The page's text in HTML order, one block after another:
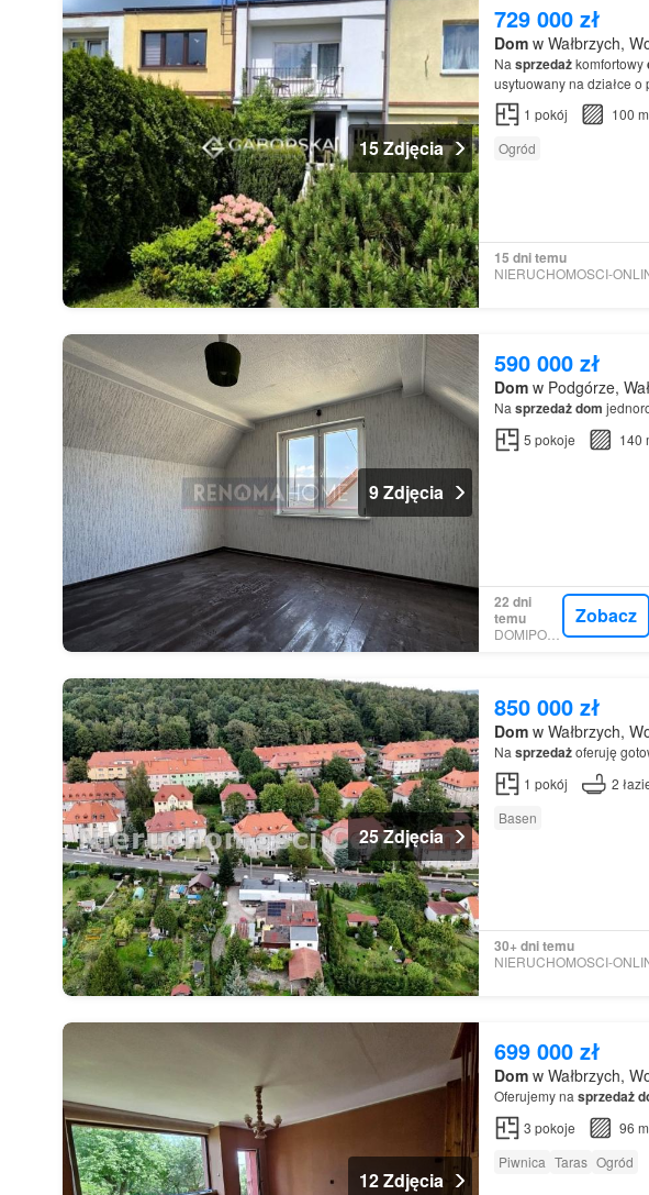
15 Zdjęcia
729 000 zł
Domw Wałbrzych,
Na sprzedażkomfortowy
usytuowany na działce o
poszukiwanychDom
łaz… 1 pokój
100
Ogród
15 dni temu
9 Zdjęcia
590 000 zł
Domw Podgórze,
Na sprzedażdom
5 pokoje 140
22 dni
temu
DOMIPORTA
Zobacz
25 Zdjęcia
850 000 zł
Domw Wałbrzych,
Na sprzedażoferuję
1 pokój 2
Basen
30+ dni temu
12 Zdjęcia
699 000 zł
Domw Wałbrzych,
Oferujemy na sprzedaż
3 pokoje
96
Piwnica Taras Ogród